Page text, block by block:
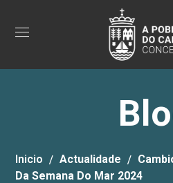
Inicio Actualidade
Da Semana Do Mar 2024